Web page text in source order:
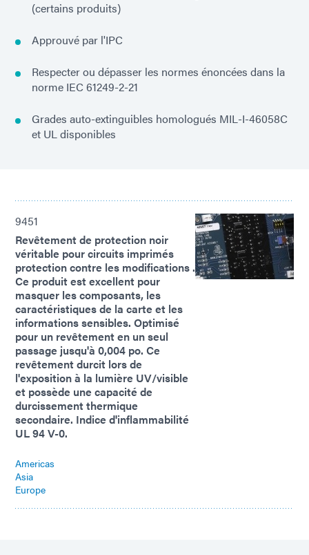
(certains produits)
Approuvé par l'IPC
Respecter ou dépasser les normes énoncées dans la
norme IEC 61249-2-21
Grades auto-extinguibles homologués MIL-I-46058C
et UL disponibles
9451
Revêtement de protection noir
véritable pour circuits imprimés
protection contre les modifications .
Ce produit est excellent pour
masquer les composants, les
caractéristiques de la carte et les
informations sensibles. Optimisé
pour un revêtement en un seul
passage jusqu'à 0,004 po. Ce
revêtement durcit lors de
l'exposition à la lumière UV/visible
et possède une capacité de
durcissement thermique
secondaire. Indice d'inflammabilité
UL 94 V-0.
Americas
Asia
Europe